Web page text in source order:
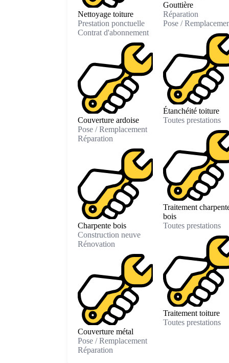
Nettoyage toiture
Prestation ponctuelle
Contrat d'abonnement
Couverture ardoise
Pose / Remplacement
Réparation
Charpente bois
Construction neuve
Rénovation
Couverture métal
Pose / Remplacement
Réparation
Gouttière
Réparation
Pose /
Étanchéité toiture
Toutes prestations
Traitement
bois
Toutes prestations
Traitement toiture
Toutes prestations